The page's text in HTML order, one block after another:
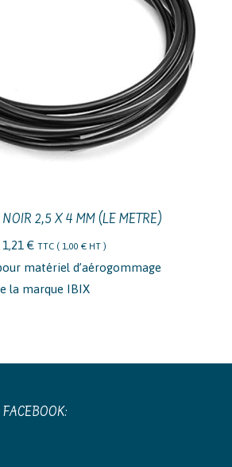
NOIR 2,5 X 4 MM (LE METRE)
1,21 € TTC ( 1,00 €HT )
matériel d’aérogommage
la marque IBIX